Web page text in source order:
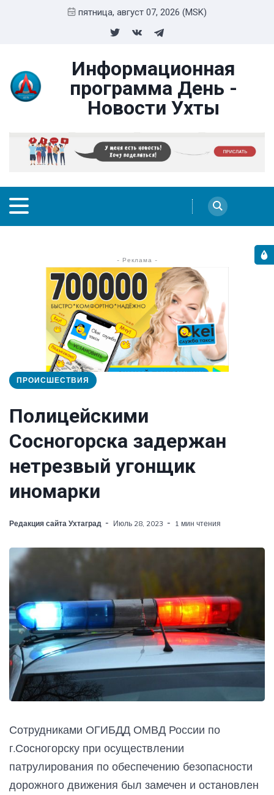
пятница, август 07, 2026 (MSK)
Информационная
программа День -
Новости Ухты
- Реклама -
ПРОИСШЕСТВИЯ
Полицейскими
Сосногорска задержан
нетрезвый угонщик
иномарки
Редакция сайта Ухтаград Июль 28, 2023 1 мин чтения
Сотрудниками ОГИБДД ОМВД России по
г.Сосногорску при осуществлении
патрулирования по обеспечению безопасности
дорожного движения был замечен и остановлен